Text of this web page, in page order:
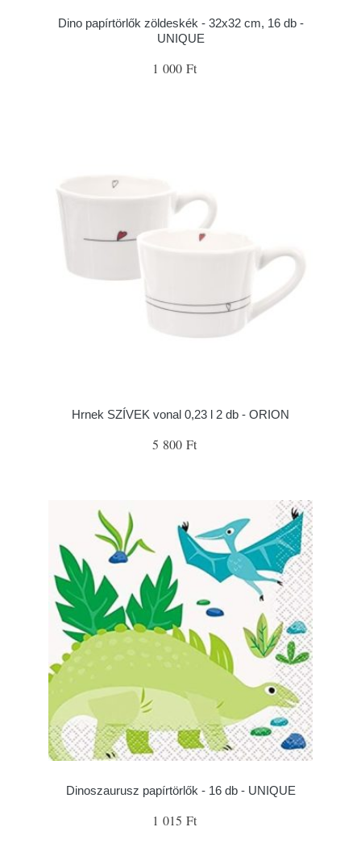
Dino papírtörlők zöldeskék - 32x32 cm, 16 db -
UNIQUE
1 000 Ft
Hrnek SZÍVEK vonal 0,23 l 2 db - ORION
5 800 Ft
Dinoszaurusz papírtörlők - 16 db - UNIQUE
1 015 Ft